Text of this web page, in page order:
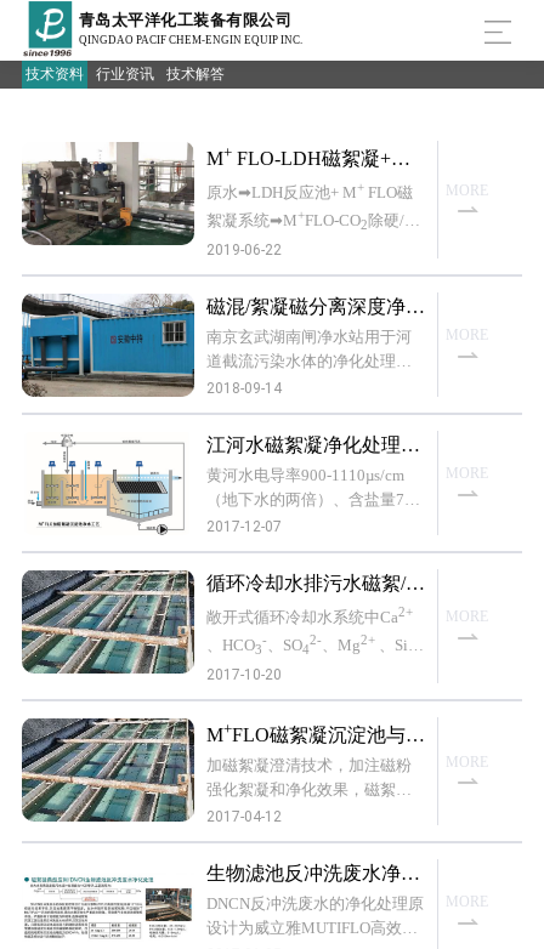
青岛太平洋化工装备有限公司
QINGDAO PACIF CHEM-ENGIN EQUIP INC.
技术资料 行业资讯 技术解答
M+FLO-LDH磁絮凝+化
学法除盐_除硬净水系统
原水➡LDH反应池+ M+FLO磁
絮凝系统➡M+FLO-CO2除硬/中
和磁絮凝系统➡出水处理流程说
明：典型双子池M FLO磁絮凝
+化学法高效净水系统,系欧洲C
硬净水系统的升级技术，M+
2019-06-22
MORE
磁混/絮凝磁分离深度净化
处理黑臭水体典型应用案
例
南京玄武湖南闸净水站用于河
道截流污染水体的净化处理，
以保证排入玄武湖水体满足政
府限定的指标。净水站设计处
理规模10000吨/天，进水水质
为NH -N≤20mg/L；TP≤2mg/L
；COD cr ≤100mg/L；SS≤50mg/
L；PH=6-9 ，要求处理后出水
满足水质指标如下： 主要检测
2018-09-14
MORE
江河水磁絮凝净化处理用
于工业用水
黄河水电导率900-1110µs/cm
（地下水的两倍）、含盐量700
mg/L（地下水的两倍）、有机
物含量3-5mg/L（地下水1mg/
L）、浊度等（尤其是SO4
、C
l 、Na 等）都远高于地下水，
采集水样水质数据如下：
2017-12-07
MORE
循环冷却水排污水磁絮/混
凝深度净化处理回用系统
敞开式循环冷却水系统中Ca2+
、HCO3
-、SO4
2-、Mg2+、SiO
3
2-离子以及悬浮物、生物胶
体、有机物、油脂等有害物的
浓度会随着循环水运行蒸发而
不断升高并引发①结垢与沉积
②腐蚀③微生物（细菌、真菌
及藻类）滋生繁殖等问题，解
决途径是降低硬度/降低腐蚀性
离子浓度（如Cl-）/降低有机物
和微生物含量。通常通过排污/
同时补水降低浓度并控制各项
有害物在规定的允许限值内，
见附件《工业循环冷却水处理
2017-10-20
MORE
M+FLO磁絮凝沉淀池与K
WI高效溶气气浮池深度除
磷工艺比较
加磁絮凝澄清技术，加注磁粉
强化絮凝和净化效果，磁絮体
高速沉淀分离
2017-04-12
MORE
生物滤池反冲洗废水净化
处理
DNCN反冲洗废水的净化处理原
设计为威立雅MUTIFLO高效沉
MORE